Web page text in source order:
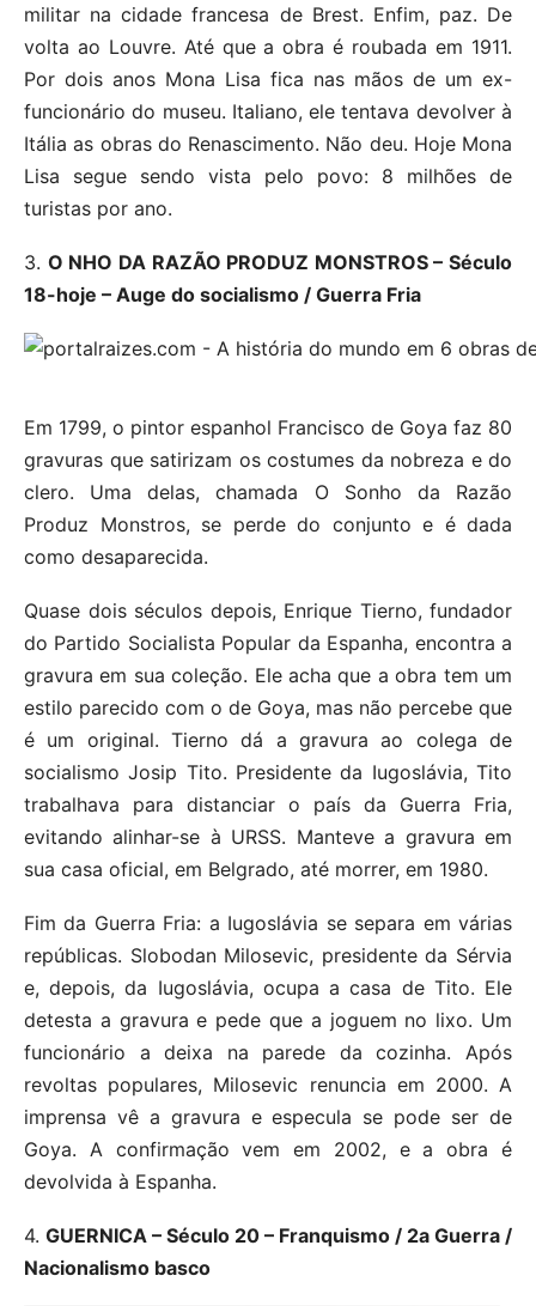
militar na cidade francesa de Brest. Enfim, paz. De
volta ao Louvre. Até que a obra é roubada em 1911.
Por dois anos Mona Lisa fica nas mãos de um ex-
funcionário do museu. Italiano, ele tentava devolver à
Itália as obras do Renascimento. Não deu. Hoje Mona
Lisa segue sendo vista pelo povo: 8 milhões de
turistas por ano.
3. O NHO DA RAZÃO PRODUZ MONSTROS – Século
18-hoje – Auge do socialismo / Guerra Fria
Em 1799, o pintor espanhol Francisco de Goya faz 80
gravuras que satirizam os costumes da nobreza e do
clero. Uma delas, chamada O Sonho da Razão
Produz Monstros, se perde do conjunto e é dada
como desaparecida.
Quase dois séculos depois, Enrique Tierno, fundador
do Partido Socialista Popular da Espanha, encontra a
gravura em sua coleção. Ele acha que a obra tem um
estilo parecido com o de Goya, mas não percebe que
é um original. Tierno dá a gravura ao colega de
socialismo Josip Tito. Presidente da Iugoslávia, Tito
trabalhava para distanciar o país da Guerra Fria,
evitando alinhar-se à URSS. Manteve a gravura em
sua casa oficial, em Belgrado, até morrer, em 1980.
Fim da Guerra Fria: a Iugoslávia se separa em várias
repúblicas. Slobodan Milosevic, presidente da Sérvia
e, depois, da Iugoslávia, ocupa a casa de Tito. Ele
detesta a gravura e pede que a joguem no lixo. Um
funcionário a deixa na parede da cozinha. Após
revoltas populares, Milosevic renuncia em 2000. A
imprensa vê a gravura e especula se pode ser de
Goya. A confirmação vem em 2002, e a obra é
devolvida à Espanha.
4. GUERNICA – Século 20 – Franquismo / 2a Guerra /
Nacionalismo basco